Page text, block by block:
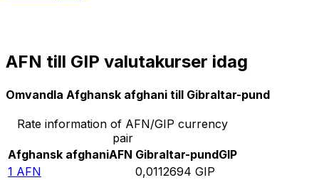
AFN till GIP valutakurser idag
Omvandla Afghansk afghani till Gibraltar-pund
Rate information of AFN/GIP currency
pair
Afghansk afghaniAFN Gibraltar-pundGIP
1 AFN 0,0112694 GIP